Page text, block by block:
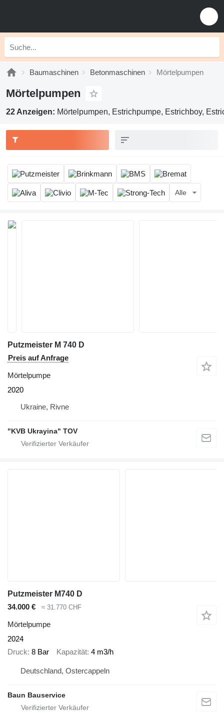
Baumaschinen Betonmaschinen Mörtelpumpen
Mörtelpumpen
22 Anzeigen: Mörtelpumpen, Estrichpumpe, Estrichboy,
Alle
Putzmeister M 740 D
Preis auf Anfrage
Mörtelpumpe
2020
Ukraine, Rivne
"KVB Ukrayina" TOV
Putzmeister M740 D
34.000 €
≈ 31.770 CHF
Mörtelpumpe
2024
Druck 8 Bar Kapazität 4 m3/h
Deutschland, Ostercappeln
Baun Bauservice